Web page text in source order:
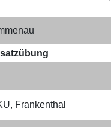
Frankenthal